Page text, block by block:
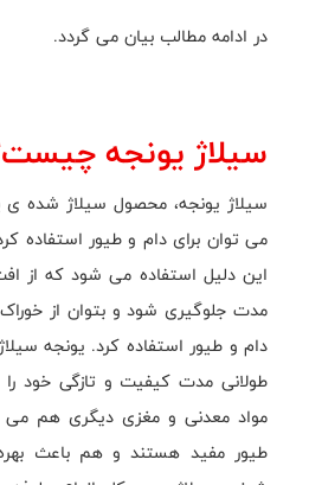
در ادامه مطالب بیان می گردد.
سیلاژ یونجه
سیلاژ یونجه، محصول سیلاژ شده
می توان برای دام و طیور استفاده
این دلیل استفاده می شود که از
مدت جلوگیری شود و بتوان از
دام و طیور استفاده کرد. یونجه
طولانی مدت کیفیت و تازگی خود
مواد معدنی و مغزی دیگری هم
طیور مفید هستند و هم باعث